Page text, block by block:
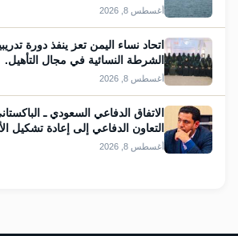
أغسطس 8, 2026
اتحاد نساء اليمن تعز ينفذ دورة
الشرطة النسائية في مجال التأهيل.
أغسطس 8, 2026
الاتفاق الدفاعي السعودي ـ
التعاون الدفاعي إلى إعادة تشكيل
أغسطس 8, 2026